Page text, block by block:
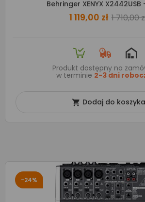
Behringer XENYX
1 119,00 zł 1 710,00
Produkt dostępny na
w terminie 2-3 dni
 Dodaj do koszyka
-24%